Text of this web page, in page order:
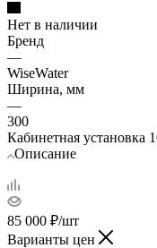
Нет в наличии
Бренд
—
WiseWater
Ширина, мм
—
300
Кабинетная установка
Описание
85 000 ₽/шт
Варианты цен